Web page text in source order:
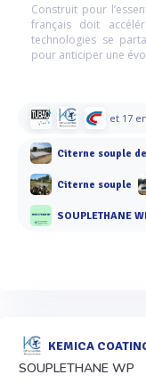
Construit pour
français doit
technologies se
pour anticiper une
et 17
Citerne souple de
Citerne souple
SOUPLETHANE
KEMICA
SOUPLETHANE WP